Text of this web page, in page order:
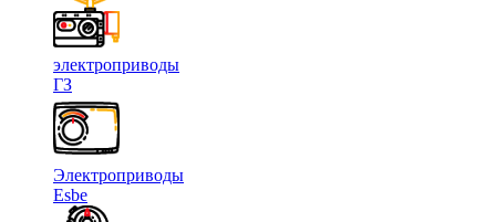
электроприводы
ГЗ
Электроприводы
Esbe